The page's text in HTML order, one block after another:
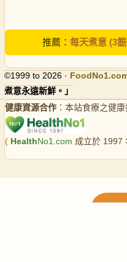
推薦： 每天煮意 (3
©1999 to 2026 · FoodNo1
煮意永遠新鮮。」
健康資源合作 ：本站食療之健
( HealthNo1.com 成立於 1997